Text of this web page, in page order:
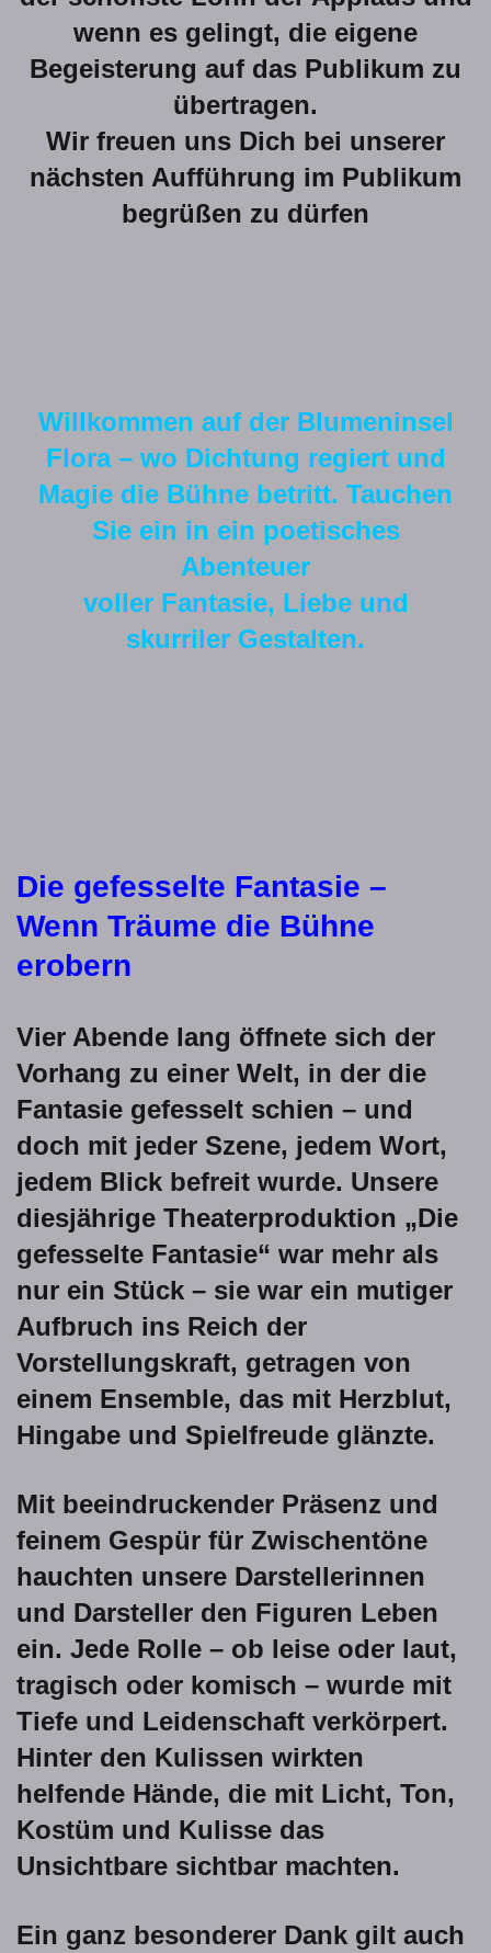
wenn es gelingt, die eigene
Begeisterung auf das Publikum zu
übertragen.
Wir freuen uns Dich bei unserer
nächsten Aufführung im Publikum
begrüßen zu dürfen
Willkommen auf der Blumeninsel
Flora – wo Dichtung regiert und
Magie die Bühne betritt. Tauchen
Sie ein in ein poetisches
Abenteuer
voller Fantasie, Liebe und
skurriler Gestalten.
Die gefesselte Fantasie –
Wenn Träume die Bühne
erobern
Vier Abende lang öffnete sich der
Vorhang zu einer Welt, in der die
Fantasie gefesselt schien – und
doch mit jeder Szene, jedem Wort,
jedem Blick befreit wurde. Unsere
diesjährige Theaterproduktion „Die
gefesselte Fantasie“ war mehr als
nur ein Stück – sie war ein mutiger
Aufbruch ins Reich der
Vorstellungskraft, getragen von
einem Ensemble, das mit Herzblut,
Hingabe und Spielfreude glänzte.
Mit beeindruckender Präsenz und
feinem Gespür für Zwischentöne
hauchten unsere Darstellerinnen
und Darsteller den Figuren Leben
ein. Jede Rolle – ob leise oder laut,
tragisch oder komisch – wurde mit
Tiefe und Leidenschaft verkörpert.
Hinter den Kulissen wirkten
helfende Hände, die mit Licht, Ton,
Kostüm und Kulisse das
Unsichtbare sichtbar machten.
Ein ganz besonderer Dank gilt auch